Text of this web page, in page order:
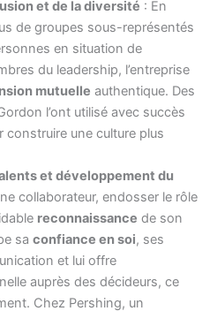
et de la diversité : En
de groupes sous-représentés
en situation de
du leadership, l’entreprise
mutuelle authentique. Des
l’ont utilisé avec succès
une culture plus
et développement du
collaborateur, endosser le rôle
reconnaissance de son
sa confiance en soi, ses
et lui offre
auprès des décideurs, ce
Chez Pershing, un